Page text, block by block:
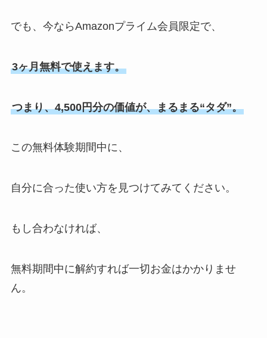
でも、今ならAmazonプライム会員限定で、
3ヶ月無料で使えます。
つまり、4,500円分の価値が、まるまる“タダ”。
この無料体験期間中に、
自分に合った使い方を見つけてみてください。
もし合わなければ、
無料期間中に解約すれば一切お金はかかりませ
ん。